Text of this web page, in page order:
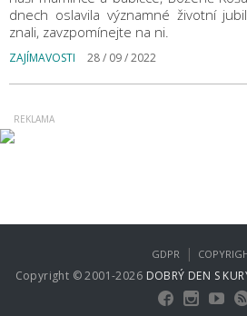
dnech oslavila významné životní
znali, zavzpomínejte na ni.
ZAJÍMAVOSTI 28 / 09 / 2022
Copyright © 2001-2026 DOBRÝ DEN S
GDPR |